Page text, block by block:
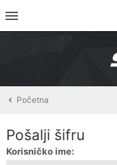
Početna
Pošalji šifru
Korisničko ime: